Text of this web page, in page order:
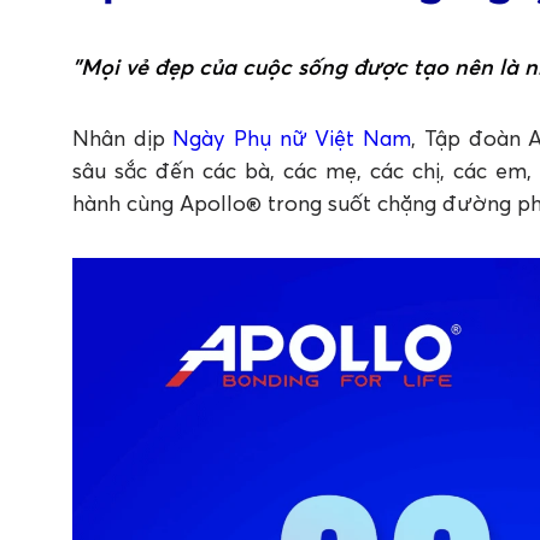
"Mọi vẻ đẹp của cuộc sống được tạo nên là
Nhân dịp Ngày Phụ nữ Việt Nam, Tập đoàn
sâu sắc đến các bà, các mẹ, các chị, các
hành cùng Apollo® trong suốt chặng đường